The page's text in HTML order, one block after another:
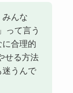
みんな
って言う
合理的
せる方法
迷うんで